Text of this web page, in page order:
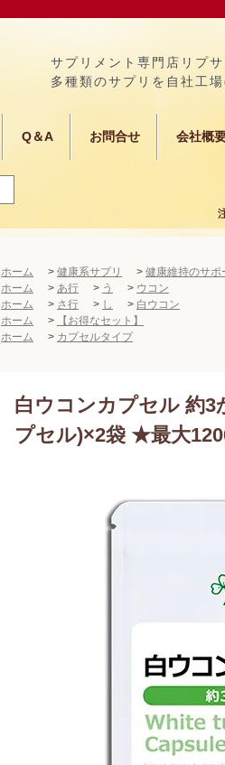
サプリメント専門店リプ
多種類のサプリを自社工
Q＆A お問合せ 会社概
ホーム > 健康系サプリ > 健康維持のサポ
ホーム
> あ行 > う > ウコン
ホーム
> さ行 > し > 白ウコン
ホーム
>
【お得なセット】
ホーム
> カプセルタイプ
白ウコンカプセル 約3
プセル)×2袋 ★最大